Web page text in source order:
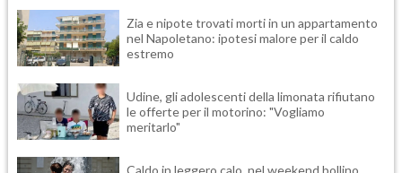
Zia e nipote trovati morti in un appartamento
nel Napoletano: ipotesi malore per il caldo
estremo
Udine, gli adolescenti della limonata rifiutano
le offerte per il motorino: "Vogliamo
meritarlo"
Caldo in leggero calo, nel weekend bollino